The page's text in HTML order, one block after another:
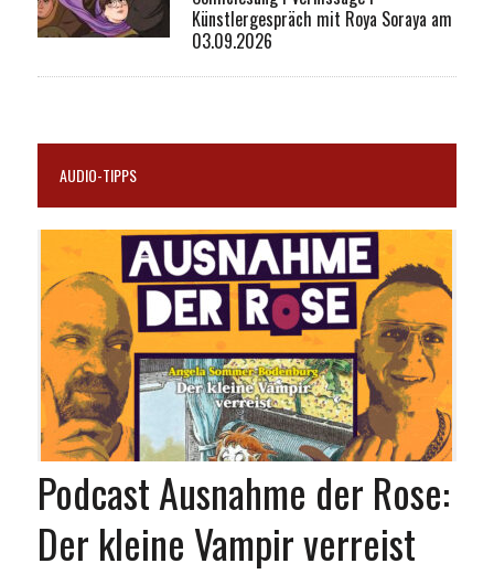
Künstlergespräch mit Roya Soraya am
03.09.2026
AUDIO-TIPPS
Podcast Ausnahme der Rose:
Der kleine Vampir verreist